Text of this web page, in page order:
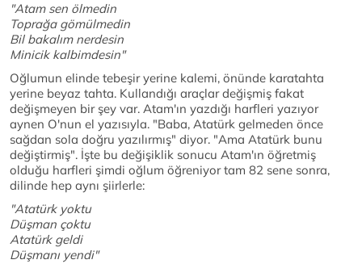
"Atam sen ölmedin
Toprağa gömülmedin
Bil bakalım nerdesin
Minicik kalbimdesin"
Oğlumun elinde tebeşir yerine kalemi, önünde karatahta
yerine beyaz tahta. Kullandığı araçlar değişmiş fakat
değişmeyen bir şey var. Atam'ın yazdığı harfleri yazıyor
aynen O'nun el yazısıyla. "Baba, Atatürk gelmeden önce
sağdan sola doğru yazılırmış" diyor. "Ama Atatürk bunu
değiştirmiş". İşte bu değişiklik sonucu Atam'ın öğretmiş
olduğu harfleri şimdi oğlum öğreniyor tam 82 sene sonra,
dilinde hep aynı şiirlerle:
"Atatürk yoktu
Düşman çoktu
Atatürk geldi
Düşmanı yendi"